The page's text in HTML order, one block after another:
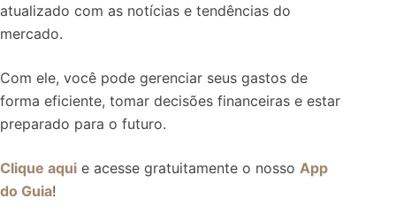
atualizado com as notícias e tendências do
mercado.
Com ele, você pode gerenciar seus gastos de
forma eficiente, tomar decisões financeiras e estar
preparado para o futuro.
Clique aqui e acesse gratuitamente o nosso App
do Guia!